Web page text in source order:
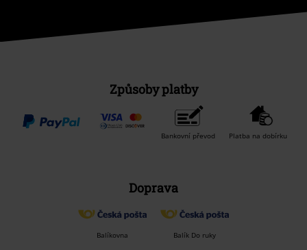
Způsoby platby
Bankovní převod Platba na dobírku
Doprava
Balíkovna Balík Do ruky